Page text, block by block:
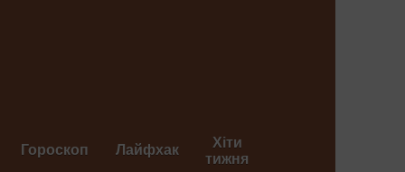
Гороскоп Лайфхак Хіти
тижня